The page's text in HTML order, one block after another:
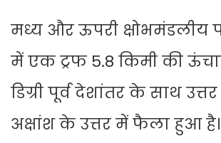
मध्य और ऊपरी क्षोभमंडलीय
में एक ट्रफ 5.8 किमी की
डिग्री पूर्व देशांतर के साथ उत्तर
अक्षांश के उत्तर में फैला हुआ है।